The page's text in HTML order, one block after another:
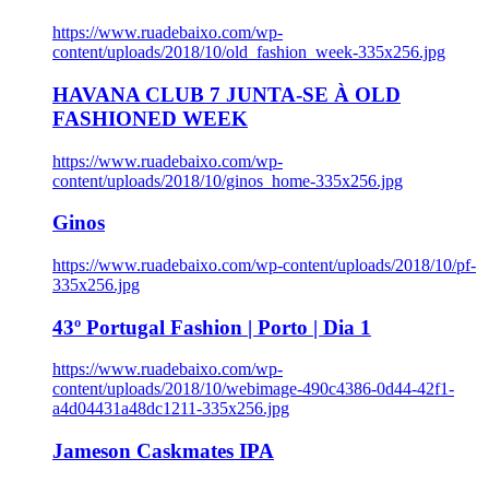
https://www.ruadebaixo.com/wp-
content/uploads/2018/10/old_fashion_week-335x256.jpg
HAVANA CLUB 7 JUNTA-SE À OLD
FASHIONED WEEK
https://www.ruadebaixo.com/wp-
content/uploads/2018/10/ginos_home-335x256.jpg
Ginos
https://www.ruadebaixo.com/wp-content/uploads/2018/10/pf-
335x256.jpg
43º Portugal Fashion | Porto | Dia 1
https://www.ruadebaixo.com/wp-
content/uploads/2018/10/webimage-490c4386-0d44-42f1-
a4d04431a48dc1211-335x256.jpg
Jameson Caskmates IPA